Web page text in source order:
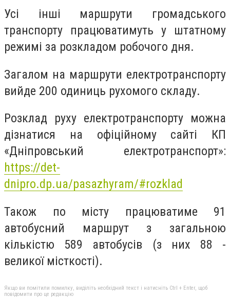
Усі інші маршрути громадського
транспорту працюватимуть у штатному
режимі за розкладом робочого дня.
Загалом на маршрути електротранспорту
вийде 200 одиниць рухомого складу.
Розклад руху електротранспорту можна
дізнатися на офіційному сайті КП
«Дніпровський електротранспорт»:
https://det-
dnipro.dp.ua/pasazhyram/#rozklad
Також по місту працюватиме 91
автобусний маршрут з загальною
кількістю 589 автобусів (з них 88 -
великої місткості).
Якщо ви помітили помилку, виділіть необхідний текст і натисніть Ctrl + Enter, щоб
повідомити про це редакцію